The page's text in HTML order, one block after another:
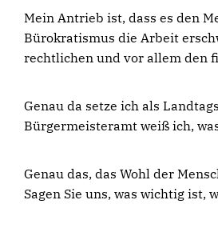
Mein Antrieb ist, dass es den
Bürokratismus die Arbeit
rechtlichen und vor allem den
Genau da setze ich als
Bürgermeisteramt weiß ich,
Genau das, das Wohl der
Sagen Sie uns, was wichtig ist,